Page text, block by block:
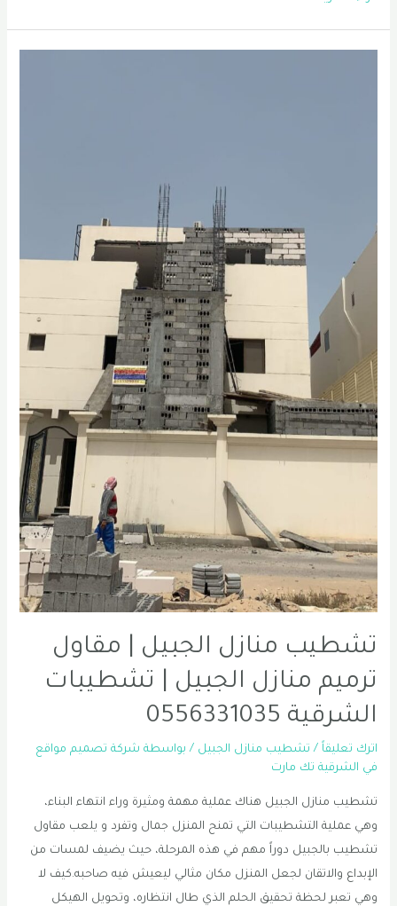
اصباغ
راس
0556331035
تشطيب منازل الجبيل | مقاول
ترميم منازل الجبيل | تشطيبات
الشرقية 0556331035
اترك تعليقاً / تشطيب منازل الجبيل / بواسطة شركة تصميم مواقع
في الشرقية تك مارت
تشطيب منازل الجبيل هناك عملية مهمة ومثيرة وراء انتهاء البناء،
وهي عملية التشطيبات التي تمنح المنزل جمال وتفرد و يلعب مقاول
تشطيب بالجبيل دوراً مهم في هذه المرحلة، حيث يضيف لمسات من
الإبداع والاتقان لجعل المنزل مكان مثالي ليعيش فيه صاحبه.كيف لا
وهي تعبر لحظة تحقيق الحلم الذي طال انتظاره، وتحويل الهيكل